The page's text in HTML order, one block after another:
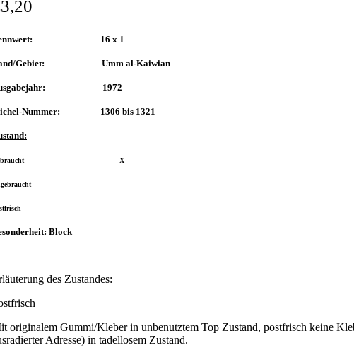
3,20
16 x 1
Gebiet: Umm al-Kaiwian
1972
Nummer: 1306 bis 1321
X
Block
des Zustandes:
originalem Gummi/Kleber in unbenutztem Top Zustand, postfrisch keine
Adresse) in tadellosem Zustand.